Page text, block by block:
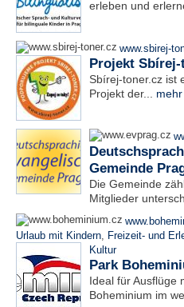
erleben und
www.sbirej-
Projekt Sbírej-
Sbírej-toner.cz ist
Projekt der... mehr
Gemeinde
Die Gemeinde
Mitglieder
Urlaub mit Kindern, Freizeit- und
Kultur
Park
Ideal für Ausflüge
Boheminium im